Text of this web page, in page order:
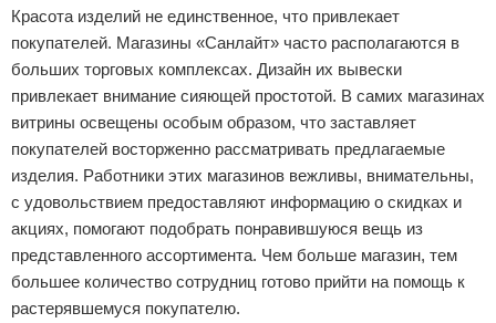
Красота изделий не единственное, что привлекает
покупателей. Магазины «Санлайт» часто располагаются в
больших торговых комплексах. Дизайн их вывески
привлекает внимание сияющей простотой. В самих магазинах
витрины освещены особым образом, что заставляет
покупателей восторженно рассматривать предлагаемые
изделия. Работники этих магазинов вежливы, внимательны,
с удовольствием предоставляют информацию о скидках и
акциях, помогают подобрать понравившуюся вещь из
представленного ассортимента. Чем больше магазин, тем
большее количество сотрудниц готово прийти на помощь к
растерявшемуся покупателю.